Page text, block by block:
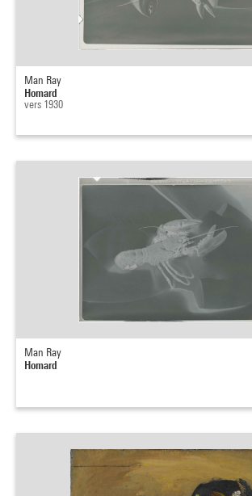
Man Ray
Homard
vers 1930
Man Ray
Homard